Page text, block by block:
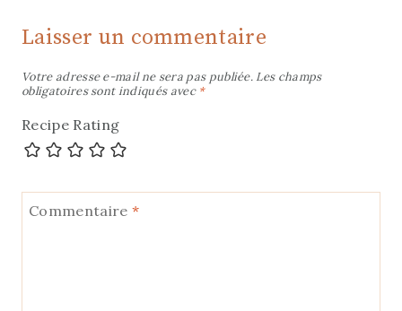
Laisser un commentaire
Votre adresse e-mail ne sera pas publiée. Les champs
obligatoires sont indiqués avec *
Recipe Rating
Commentaire *